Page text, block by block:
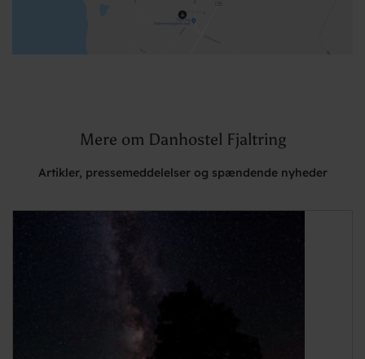
Mere om Danhostel Fjaltring
Artikler, pressemeddelelser og spændende nyheder